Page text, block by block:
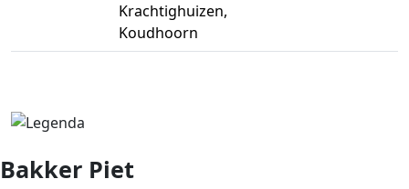
Krachtighuizen,
Koudhoorn
Bakker Piet